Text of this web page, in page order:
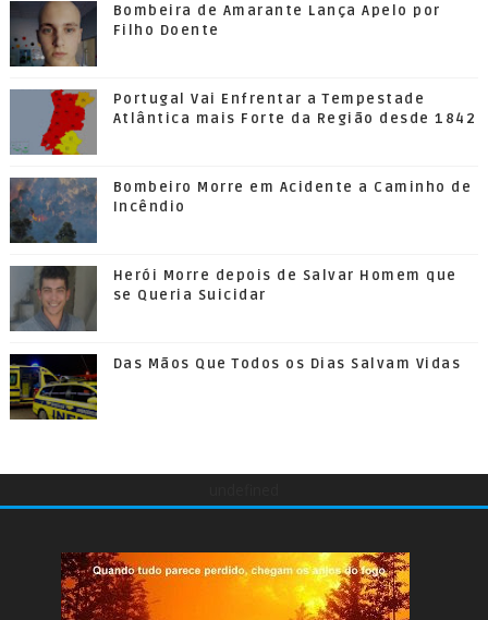
Bombeira de Amarante Lança Apelo por
Filho Doente
Portugal Vai Enfrentar a Tempestade
Atlântica mais Forte da Região desde 1842
Bombeiro Morre em Acidente a Caminho de
Incêndio
Herói Morre depois de Salvar Homem que
se Queria Suicidar
Das Mãos Que Todos os Dias Salvam Vidas